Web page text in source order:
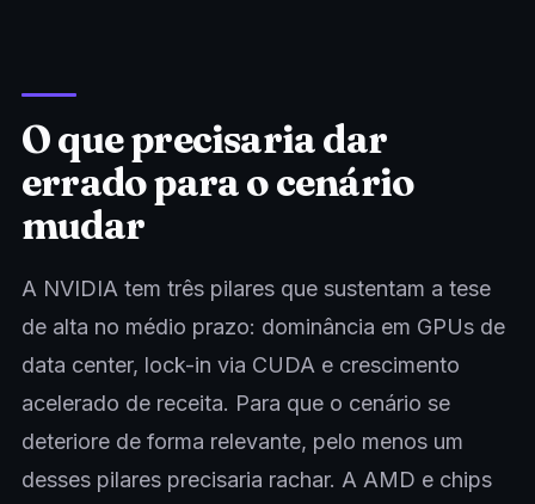
O que precisaria dar
errado para o cenário
mudar
A NVIDIA tem três pilares que sustentam a tese
de alta no médio prazo: dominância em GPUs de
data center, lock-in via CUDA e crescimento
acelerado de receita. Para que o cenário se
deteriore de forma relevante, pelo menos um
desses pilares precisaria rachar. A AMD e chips